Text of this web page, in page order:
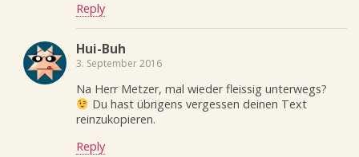
Reply
Hui-Buh
3. September 2016
Na Herr Metzer, mal wieder fleissig unterwegs?
Du hast übrigens vergessen deinen Text
reinzukopieren.
Reply